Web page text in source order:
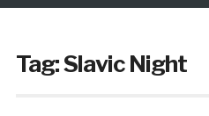
Tag:Slavic Night